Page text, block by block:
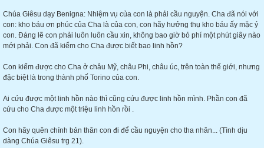
Chúa Giêsu dạy Benigna: Nhiệm vụ của con là phải cầu nguyện. Cha đã nói với
con: kho báu ơn phúc của Cha là của con, con hãy hưởng thụ kho báu ấy mặc ý
con. Đáng lẽ con phải luôn luôn cầu xin, không bao giờ bỏ phí một phút giây nào
mới phải. Con đã kiếm cho Cha được biết bao linh hồn?
Con kiếm được cho Cha ở châu Mỹ, châu Phi, châu úc, trên toàn thế giới, nhưng
đặc biệt là trong thành phố Torino của con.
Ai cứu được một linh hồn nào thì cũng cứu được linh hồn mình. Phần con đã
cứu cho Cha được một triệu linh hồn rồi .
Con hãy quên chính bản thân con đi để cầu nguyện cho tha nhân... (Tình dịu
dàng Chúa Giêsu trg 21).